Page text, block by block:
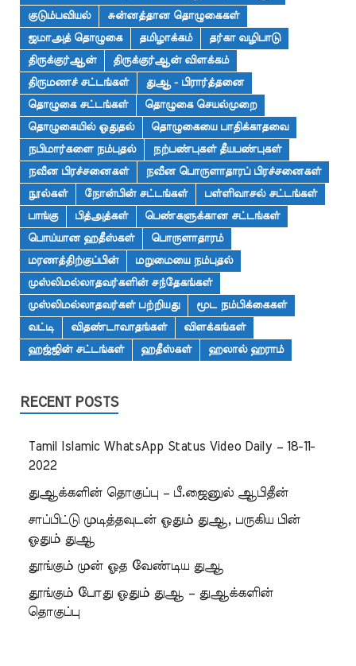
குடும்பவியல்
சுன்னத்தான தொழுகைகள்
ஜமாஅத் தொழுகை
தமிழாக்கம்
தர்கா வழிபாடு
திருக்குர்ஆன்
திருக்குர்ஆன் விளக்கம்
திருமணச் சட்டங்கள்
துஆ - பிரார்த்தனை
தொழுகை சட்டங்கள்
தொழுகை செயல்முறை
தொழுகையில் ஓதுதல்
தொழுகையை பாதிக்காதவை
நபிமார்களை நம்புதல்
நற்பண்புகள் தீயபண்புகள்
நவீன பிரச்சனைகள்
நவீன பொருளாதாரப் பிரச்சனைகள்
நூல்கள்
நோன்பின் சட்டங்கள்
பள்ளிவாசல் சட்டங்கள்
பாங்கு
பித்அத்கள்
பெண்களுக்கான சட்டங்கள்
பொய்யான ஹதீஸ்கள்
பொருளாதாரம்
மரணத்திற்குப்பின்
மறுமையை நம்புதல்
முஸ்லிமல்லாதவர்களின் சந்தேகங்கள்
முஸ்லிமல்லாதவர்கள் பற்றியது
மூட நம்பிக்கைகள்
வட்டி
விதண்டாவாதங்கள்
விளக்கங்கள்
ஹஜ்ஜின் சட்டங்கள்
ஹதீஸ்கள் ஹலால் ஹராம்
RECENT POSTS
Tamil Islamic WhatsApp Status Video Daily – 18-11-
2022
துஆக்களின் தொகுப்பு – பீ.ஜைனுல் ஆபிதீன்
சாப்பிட்டு முடித்தவுடன் ஓதும் துஆ, பருகிய பின்
ஓதும் துஆ
தூங்கும் முன் ஓத வேண்டிய துஆ
தூங்கும் போது ஓதும் துஆ – துஆக்களின்
தொகுப்பு